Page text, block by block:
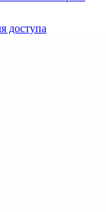
доступа